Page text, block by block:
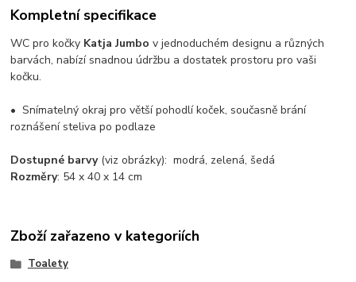
Kompletní specifikace
WC pro kočky Katja Jumbo v jednoduchém designu a různých
barvách, nabízí snadnou údržbu a dostatek prostoru pro vaši
kočku.
• Snímatelný okraj pro větší pohodlí koček, současně brání
roznášení steliva po podlaze
Dostupné barvy(viz obrázky): modrá, zelená, šedá
Rozměry: 54 x 40 x 14 cm
Zboží zařazeno v kategoriích
Toalety